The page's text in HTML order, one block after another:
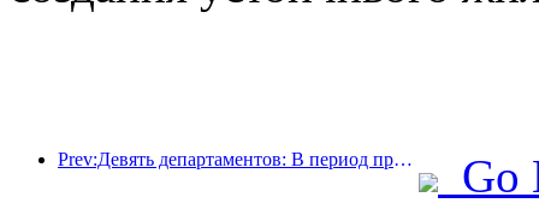
Prev:Девять департаментов: В период празднования Весеннего фестиваля сетевые отели и бутик-отели будут предлагать льготные условия.
Go